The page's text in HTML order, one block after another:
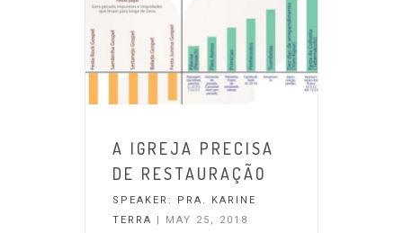
A IGREJA PRECISA
DE RESTAURAÇÃO
SPEAKER:
PRA. KARINE
TERRA
| MAY 25, 2018